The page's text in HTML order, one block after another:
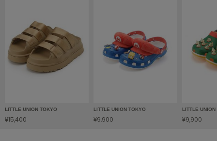
Henon.
へノン
HUNTER
ハンター
LITTLE UNION TOKYO
¥15,400
LITTLE UNION TOKYO
¥9,900
LITTLE UNION
¥9,900